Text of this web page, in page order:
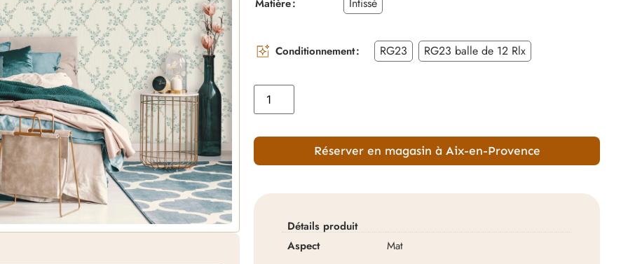
Matière
Conditionnement RG23 RG23 balle de 12 Rlx
Réserver en magasin à Aix-en-Provence
Détails produit
Aspect
Mat